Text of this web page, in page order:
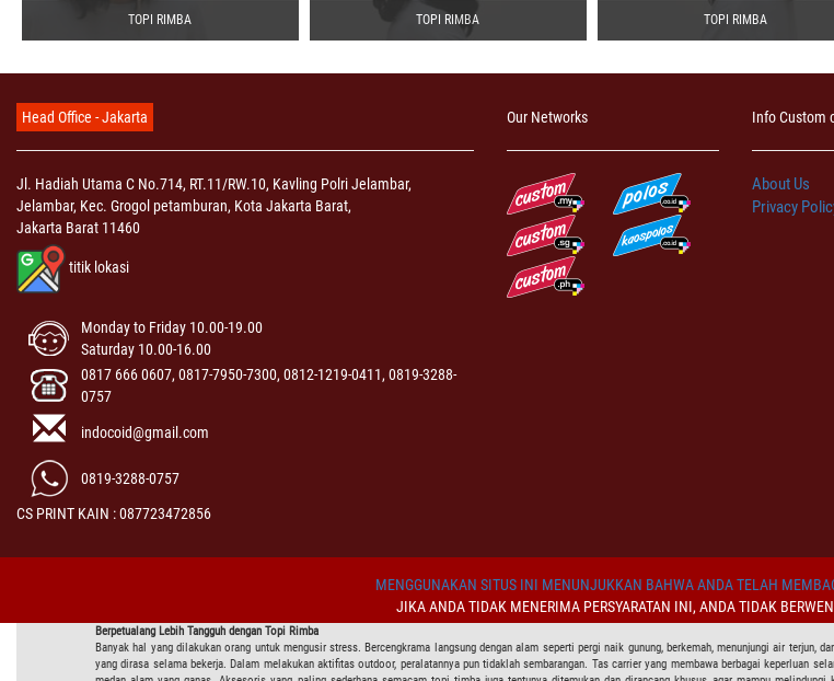
TOPI RIMBA TOPI RIMBA TOPI RIMBA
Head Office - Jakarta
Jl. Hadiah Utama C No.714, RT.11/RW.10, Kavling Polri Jelambar,
Jelambar, Kec. Grogol petamburan, Kota Jakarta Barat,
Jakarta Barat 11460
titik lokasi
Monday to Friday 10.00-19.00
Saturday 10.00-16.00
0817 666 0607, 0817-7950-7300, 0812-1219-0411, 0819-3288-
0757
indocoid@gmail.com
0819-3288-0757
CS PRINT KAIN : 087723472856
Our Networks Info Custom
About Us
Privacy
MENGGUNAKAN SITUS INI MENUNJUKKAN BAHWA ANDA TELAH
JIKA ANDA TIDAK MENERIMA PERSYARATAN INI, ANDA TIDAK
Berpetualang Lebih Tangguh dengan Topi Rimba
Banyak hal yang dilakukan orang untuk mengusir stress. Bercengkrama langsung dengan alam seperti pergi naik gunung, berkemah, menunjungi air terjun,
yang dirasa selama bekerja. Dalam melakukan aktifitas outdoor, peralatannya pun tidaklah sembarangan. Tas carrier yang membawa berbagai keperluan